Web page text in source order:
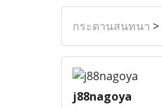
กระดานสนทนา >
j88nagoya